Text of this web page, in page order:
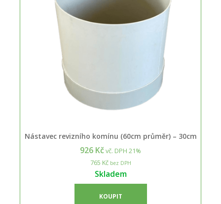
Nástavec revizního komínu (60cm průměr) – 30cm
926 Kčvč. DPH 21%
765 Kčbez DPH
Skladem
KOUPIT